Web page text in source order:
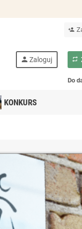
person_add
person Zaloguj repeat
Do
KONKURS